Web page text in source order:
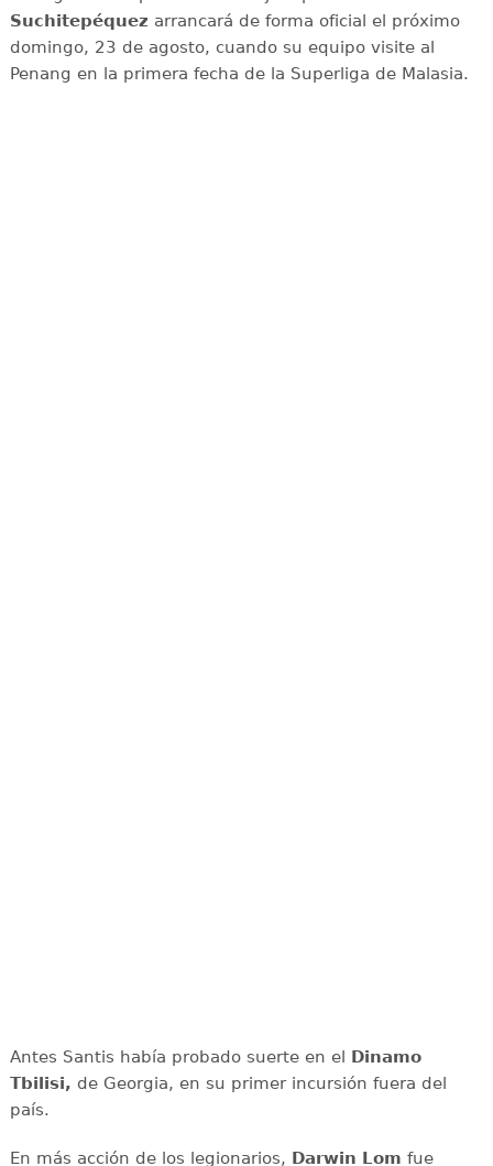
Suchitepéquez arrancará de forma oficial el próximo
domingo, 23 de agosto, cuando su equipo visite al
Penang en la primera fecha de la Superliga de Malasia.
Antes Santis había probado suerte en el Dinamo
Tbilisi, de Georgia, en su primer incursión fuera del
país.
En más acción de los legionarios, Darwin Lom fue